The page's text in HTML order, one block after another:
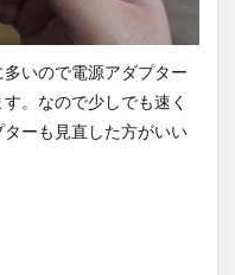
いので電源アダプター
。なので少しでも速く
ーも見直した方がいい